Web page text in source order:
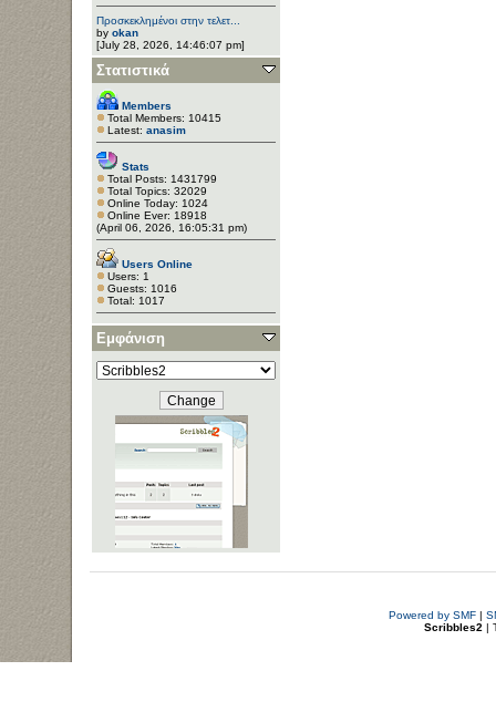
Προσκεκλημένοι στην τελετ...
by okan
[July 28, 2026, 14:46:07 pm]
Στατιστικά
Members
Total Members: 10415
Latest: anasim
Stats
Total Posts: 1431799
Total Topics: 32029
Online Today: 1024
Online Ever: 18918
(April 06, 2026, 16:05:31 pm)
Users Online
Users: 1
Guests: 1016
Total: 1017
Εμφάνιση
Powered by SMF|
Scribbles2 |